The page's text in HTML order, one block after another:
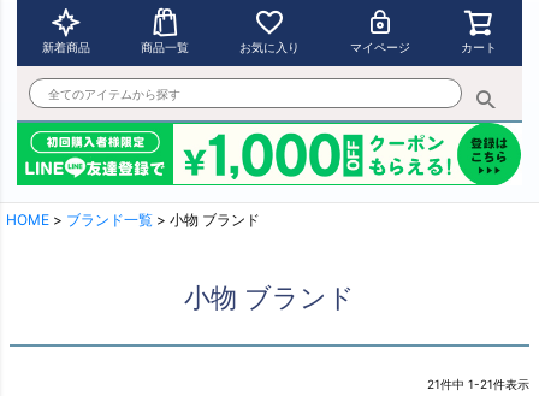
新着商品 商品一覧 お気に入り マイページ カート
HOME ブランド一覧 小物 ブランド
小物 ブランド
21件中 1-21件表示